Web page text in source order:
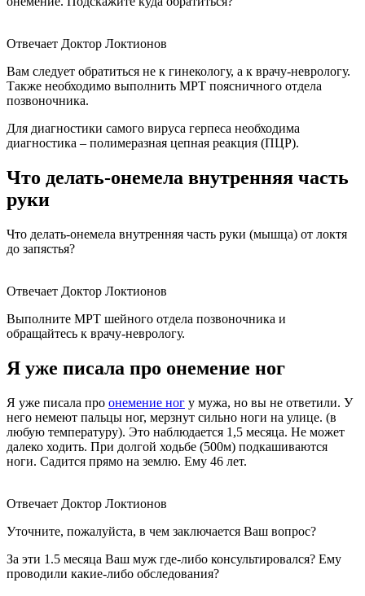
Отвечает Доктор Локтионов
Вам следует обратиться не к гинекологу, а к врачу-неврологу.
Также необходимо выполнить МРТ поясничного отдела
позвоночника.
Для диагностики самого вируса герпеса необходима
диагностика – полимеразная цепная реакция (ПЦР).
Что делать-онемела внутренняя часть
руки
Что делать-онемела внутренняя часть руки (мышца) от локтя
до запястья?
Отвечает Доктор Локтионов
Выполните МРТ шейного отдела позвоночника и
обращайтесь к врачу-неврологу.
Я уже писала про онемение ног
Я уже писала про онемение ног у мужа, но вы не ответили. У
него немеют пальцы ног, мерзнут сильно ноги на улице. (в
любую температуру). Это наблюдается 1,5 месяца. Не может
далеко ходить. При долгой ходьбе (500м) подкашиваются
ноги. Садится прямо на землю. Ему 46 лет.
Отвечает Доктор Локтионов
Уточните, пожалуйста, в чем заключается Ваш вопрос?
За эти 1.5 месяца Ваш муж где-либо консультировался? Ему
проводили какие-либо обследования?